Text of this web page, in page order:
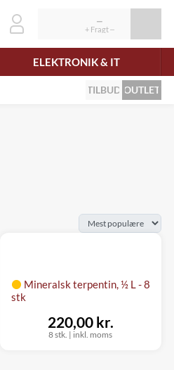
ELEKTRONIK & IT
TILBUD OUTLET
Mineralsk terpentin, ½ L - 8
stk
8 stk. | inkl. moms
220,00 kr.